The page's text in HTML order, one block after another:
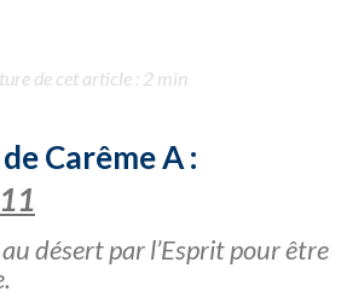
de cet article : 2 min
Carême A :
désert par l’Esprit pour être